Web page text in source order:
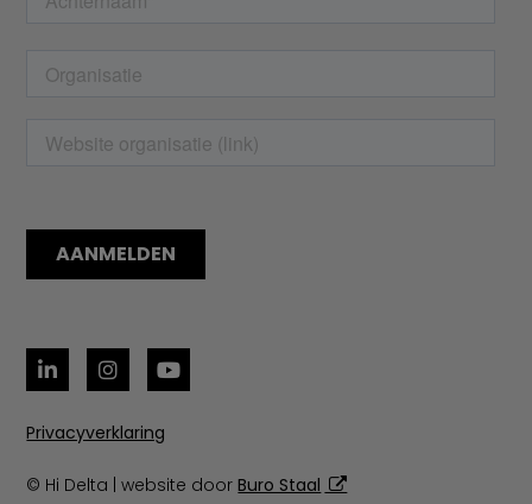
© Hi Delta | website doorBuro Staal
Privacyverklaring